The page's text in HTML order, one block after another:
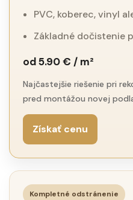
PVC, koberec, vinyl
Základné dočistenie
od 5.90 € / m²
Najčastejšie riešenie pri
pred montážou novej
Získať cenu
Kompletné odstránenie